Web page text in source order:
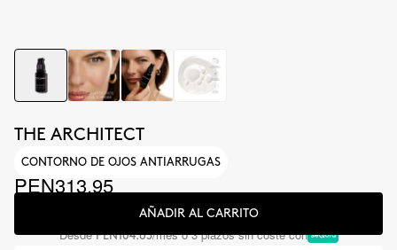
THE ARCHITECT
CONTORNO DE OJOS ANTIARRUGAS
PEN313.95
AÑADIR AL CARRITO
DesdePEN104.65/mes o 3 plazos sin coste con